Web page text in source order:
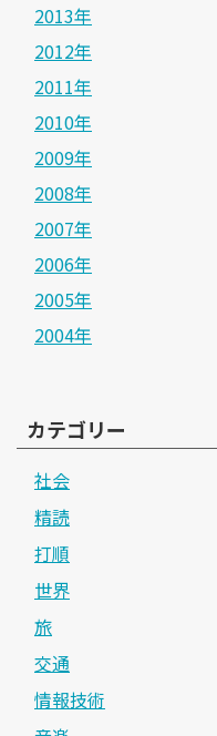
2013年
2012年
2011年
2010年
2009年
2008年
2007年
2006年
2005年
2004年
カテゴリー
社会
精読
打順
世界
旅
交通
情報技術